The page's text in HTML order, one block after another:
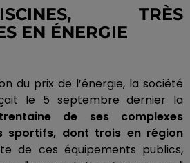
TRÈS
EN ÉNERGIE
du prix de l’énergie, la société
le 5 septembre dernier la
de ses complexes
sportifs, dont trois en région
de ces équipements publics,